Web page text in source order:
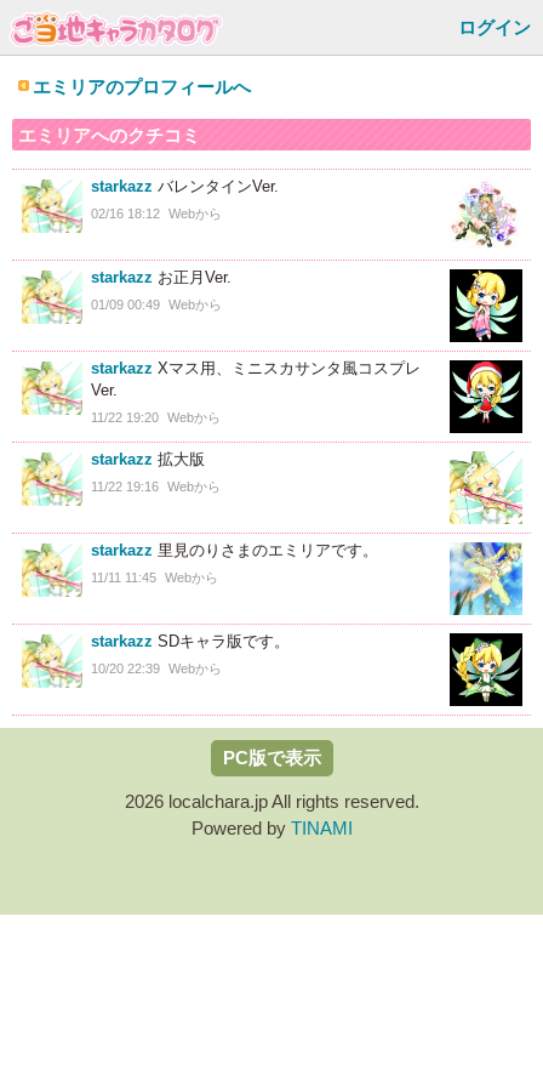
ログイン
エミリアのプロフィールへ
エミリアへのクチコミ
starkazz バレンタインVer.
02/16 18:12 Webから
starkazz お正月Ver.
01/09 00:49 Webから
starkazz Xマス用、ミニスカサンタ風コスプレ
Ver.
11/22 19:20 Webから
starkazz 拡大版
11/22 19:16 Webから
starkazz 里見のりさまのエミリアです。
11/11 11:45 Webから
starkazz SDキャラ版です。
10/20 22:39 Webから
PC版で表示
2026 localchara.jp All rights reserved.
Powered by TINAMI